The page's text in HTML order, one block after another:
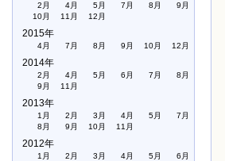
2月 4月 5月 7月 8月
9月
10月
11月 12月
2015年
4月 7月 8月 9月 10月 12月
2014年
2月 4月 5月 6月 7月
8月
9月
11月
2013年
1月 2月 3月 4月 5月
7月
8月
9月 10月 11月
2012年
1月 2月 3月 4月 5月
6月